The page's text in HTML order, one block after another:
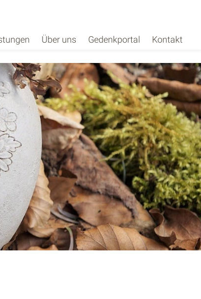
Über uns Gedenkportal Kontakt